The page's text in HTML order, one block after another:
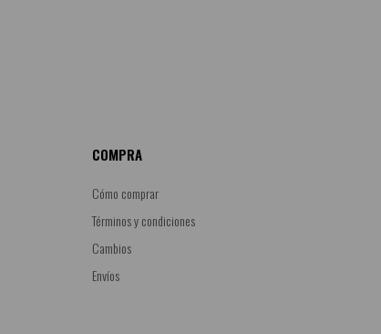
COMPRA
Cómo comprar
Términos y condiciones
Cambios
Envíos